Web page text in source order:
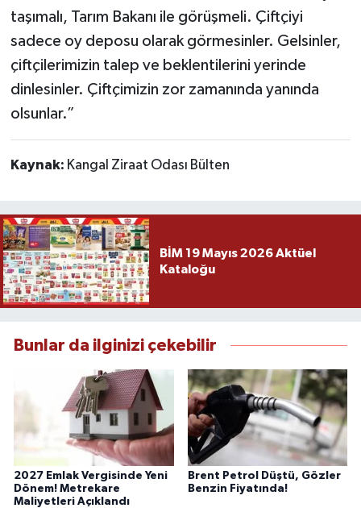
taşımalı, Tarım Bakanı ile görüşmeli. Çiftçiyi
sadece oy deposu olarak görmesinler. Gelsinler,
çiftçilerimizin talep ve beklentilerini yerinde
dinlesinler. Çiftçimizin zor zamanında yanında
olsunlar.”
Kaynak: Kangal Ziraat Odası Bülten
BİM 19 Mayıs 2026 Aktüel
Kataloğu
Bunlar da ilginizi çekebilir
2027 Emlak Vergisinde Yeni
Dönem! Metrekare
Maliyetleri Açıklandı
Brent Petrol Düştü, Gözler
Benzin Fiyatında!